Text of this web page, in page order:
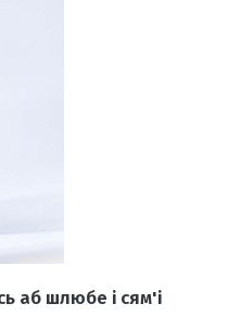
аб шлюбе і сям'і